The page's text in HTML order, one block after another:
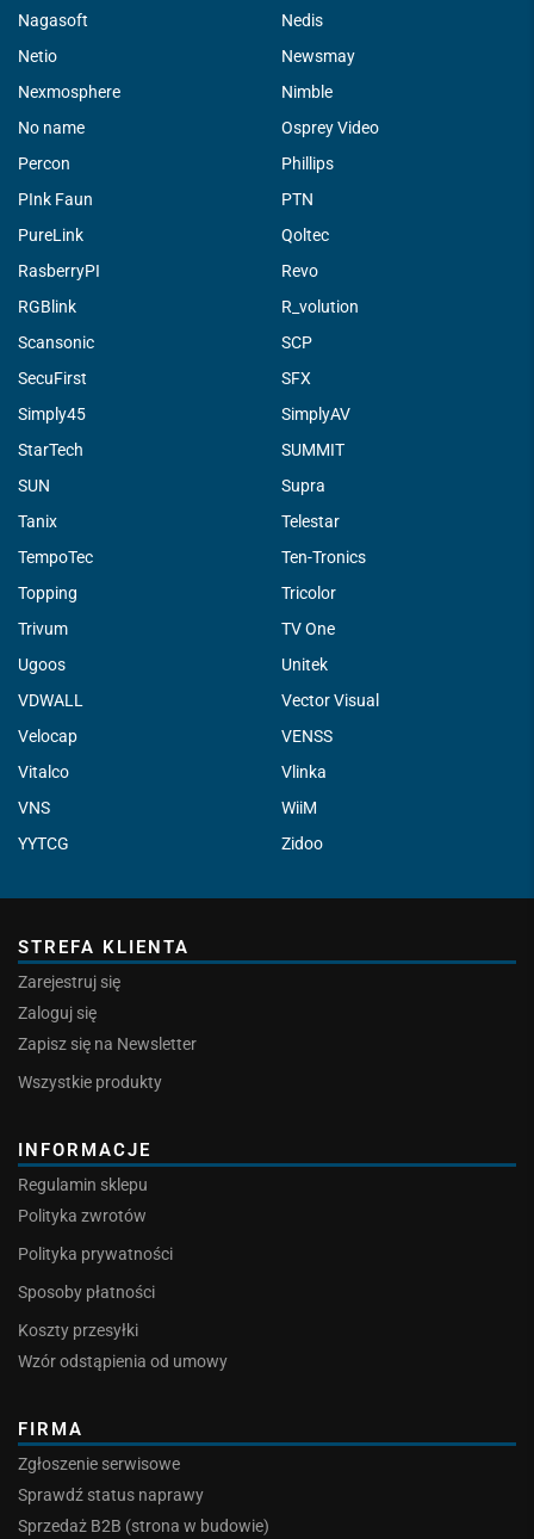
Nagasoft
Nedis
Netio
Newsmay
Nexmosphere
Nimble
No name
Osprey Video
Percon
Phillips
PInk Faun
PTN
PureLink
Qoltec
RasberryPI
Revo
RGBlink
R_volution
Scansonic
SCP
SecuFirst
SFX
Simply45
SimplyAV
StarTech
SUMMIT
SUN
Supra
Tanix
Telestar
TempoTec
Ten-Tronics
Topping
Tricolor
Trivum
TV One
Ugoos
Unitek
VDWALL
Vector Visual
Velocap
VENSS
Vitalco
Vlinka
VNS
WiiM
YYTCG
Zidoo
STREFA KLIENTA
Zarejestruj się
Zaloguj się
Zapisz się na Newsletter
Wszystkie produkty
INFORMACJE
Regulamin sklepu
Polityka zwrotów
Polityka prywatności
Sposoby płatności
Koszty przesyłki
Wzór odstąpienia od umowy
FIRMA
Zgłoszenie serwisowe
Sprawdź status naprawy
Sprzedaż B2B (strona w budowie)